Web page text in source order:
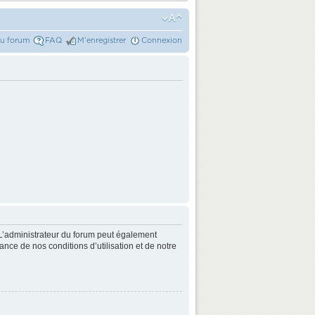
forum FAQ M’enregistrer Connexion
du forum peut également
de nos conditions d’utilisation et de notre